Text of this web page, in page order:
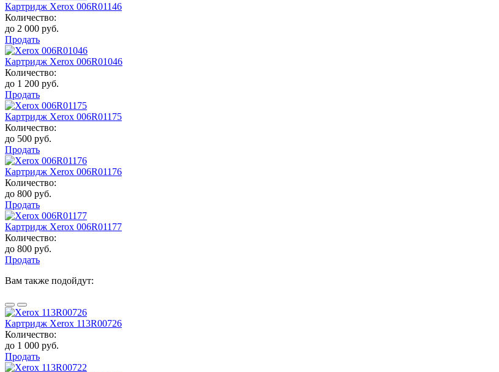
Картридж Xerox 006R01146
Количество:
до 2 000 руб.
Продать
Картридж Xerox 006R01046
Количество:
до 1 200 руб.
Продать
Картридж Xerox 006R01175
Количество:
до 500 руб.
Продать
Картридж Xerox 006R01176
Количество:
до 800 руб.
Продать
Картридж Xerox 006R01177
Количество:
до 800 руб.
Продать
Вам также подойдут:
Картридж Xerox 113R00726
Количество:
до 1 000 руб.
Продать